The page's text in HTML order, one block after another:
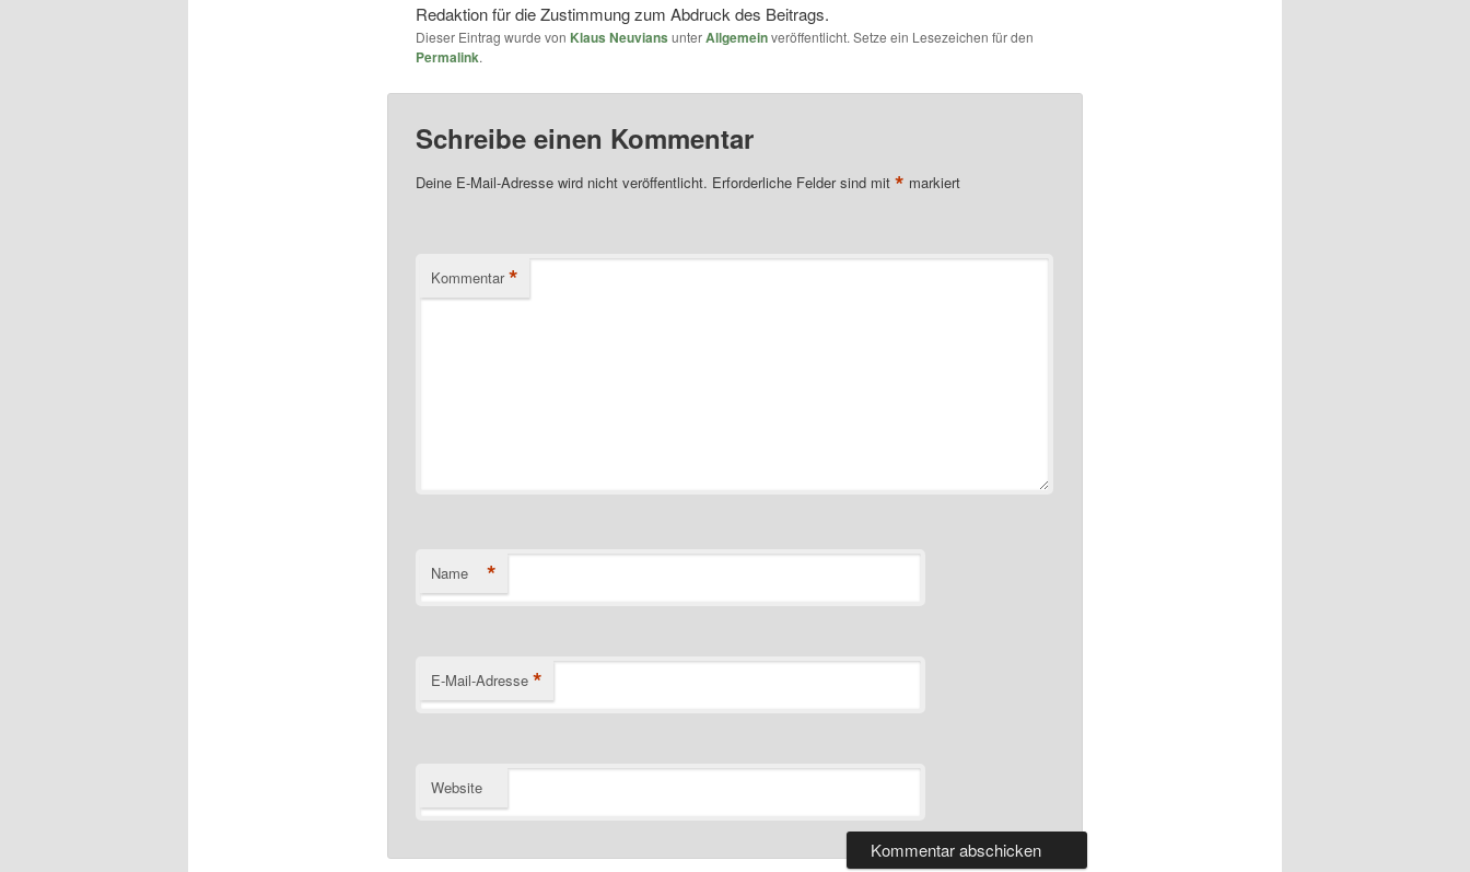
Redaktion für die Zustimmung zum Abdruck des Beitrags.
Dieser Eintrag wurde von Klaus Neuvians unterAllgemeinveröffentlicht. Setze ein Lesezeichen für den
Permalink.
Schreibe einen Kommentar
Deine E-Mail-Adresse wird nicht veröffentlicht. Erforderliche Felder sind mit * markiert
Kommentar *
Name *
E-Mail-Adresse *
Website